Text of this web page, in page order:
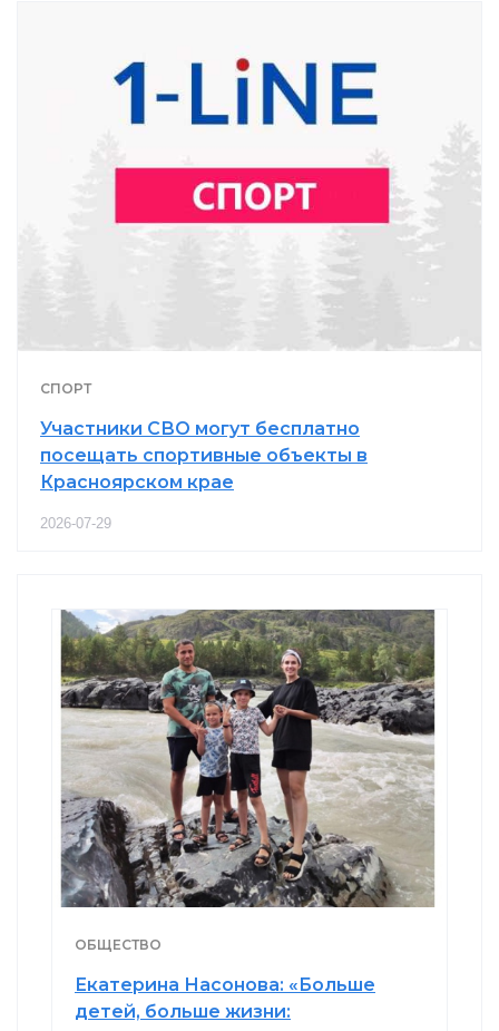
СПОРТ
Участники СВО могут бесплатно
посещать спортивные объекты в
Красноярском крае
2026-07-29
ОБЩЕСТВО
Екатерина Насонова: «Больше
детей, больше жизни: